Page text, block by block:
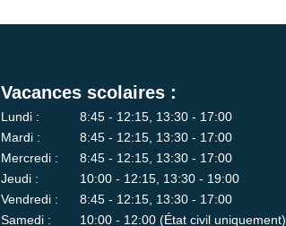
Vacances scolaires :
Lundi :
8:45 - 12:15, 13:30 - 17:00
Mardi :
8:45 - 12:15, 13:30 - 17:00
Mercredi :
8:45 - 12:15, 13:30 - 17:00
Jeudi :
10:00 - 12:15, 13:30 - 19:00
Vendredi :
8:45 - 12:15, 13:30 - 17:00
Samedi :
10:00 - 12:00 (État civil uniquement)